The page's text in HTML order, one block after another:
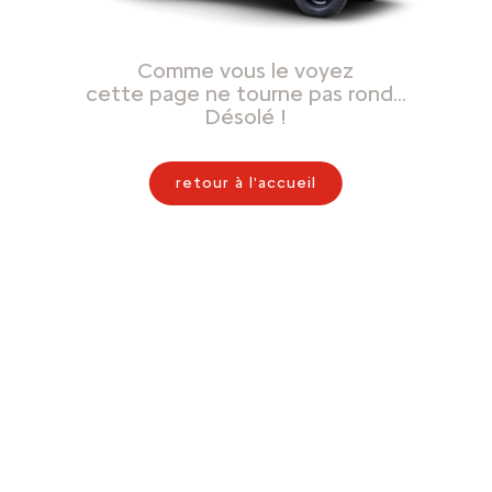
Comme vous le voyez
cette page ne tourne pas rond…
Désolé !
retour à l'accueil